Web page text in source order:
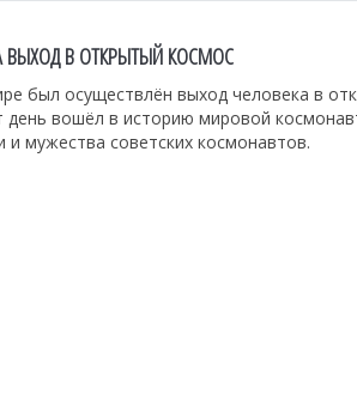
ВЫХОД В ОТКРЫТЫЙ КОСМОС
был осуществлён выход человека в
день вошёл в историю мировой
мужества советских космонавтов.